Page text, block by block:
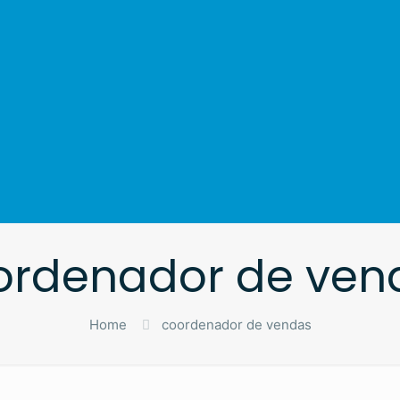
de
Home coordenador de vendas